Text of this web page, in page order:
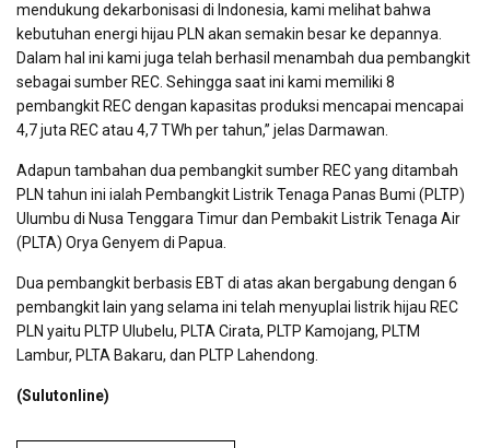
mendukung dekarbonisasi di Indonesia, kami melihat bahwa
kebutuhan energi hijau PLN akan semakin besar ke depannya.
Dalam hal ini kami juga telah berhasil menambah dua pembangkit
sebagai sumber REC. Sehingga saat ini kami memiliki 8
pembangkit REC dengan kapasitas produksi mencapai mencapai
4,7 juta REC atau 4,7 TWh per tahun,” jelas Darmawan.
Adapun tambahan dua pembangkit sumber REC yang ditambah
PLN tahun ini ialah Pembangkit Listrik Tenaga Panas Bumi (PLTP)
Ulumbu di Nusa Tenggara Timur dan Pembakit Listrik Tenaga Air
(PLTA) Orya Genyem di Papua.
Dua pembangkit berbasis EBT di atas akan bergabung dengan 6
pembangkit lain yang selama ini telah menyuplai listrik hijau REC
PLN yaitu PLTP Ulubelu, PLTA Cirata, PLTP Kamojang, PLTM
Lambur, PLTA Bakaru, dan PLTP Lahendong.
(Sulutonline)